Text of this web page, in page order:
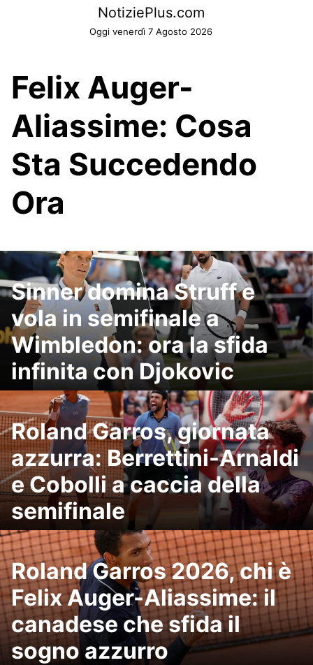
NotiziePlus.com
Oggi venerdì 7 Agosto 2026
Felix Auger-
Aliassime: Cosa
Sta Succedendo
Ora
Sinner domina Struff e
vola in semifinale a
Wimbledon: ora la sfida
infinita con Djokovic
Roland Garros, giornata
azzurra: Berrettini-Arnaldi
e Cobolli a caccia della
semifinale
Roland Garros 2026, chi è
Felix Auger-Aliassime: il
canadese che sfida il
sogno azzurro